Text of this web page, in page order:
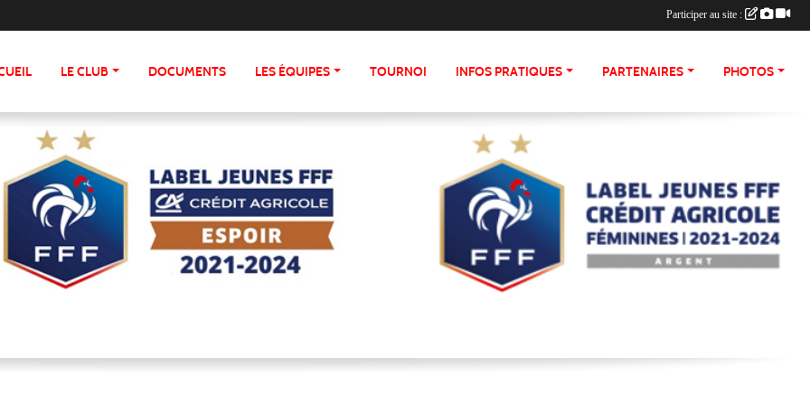
LE CLUB DOCUMENTS LES ÉQUIPES TOURNOI INFOS PRATIQUES PARTENAIRES PHOTOS
Participer au site :